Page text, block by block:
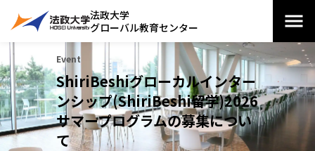
法政大学
グローバル教育センター
Event
ShiriBeshiグローカルインター
ンシップ(ShiriBeshi留学)2026
サマープログラムの募集につい
て